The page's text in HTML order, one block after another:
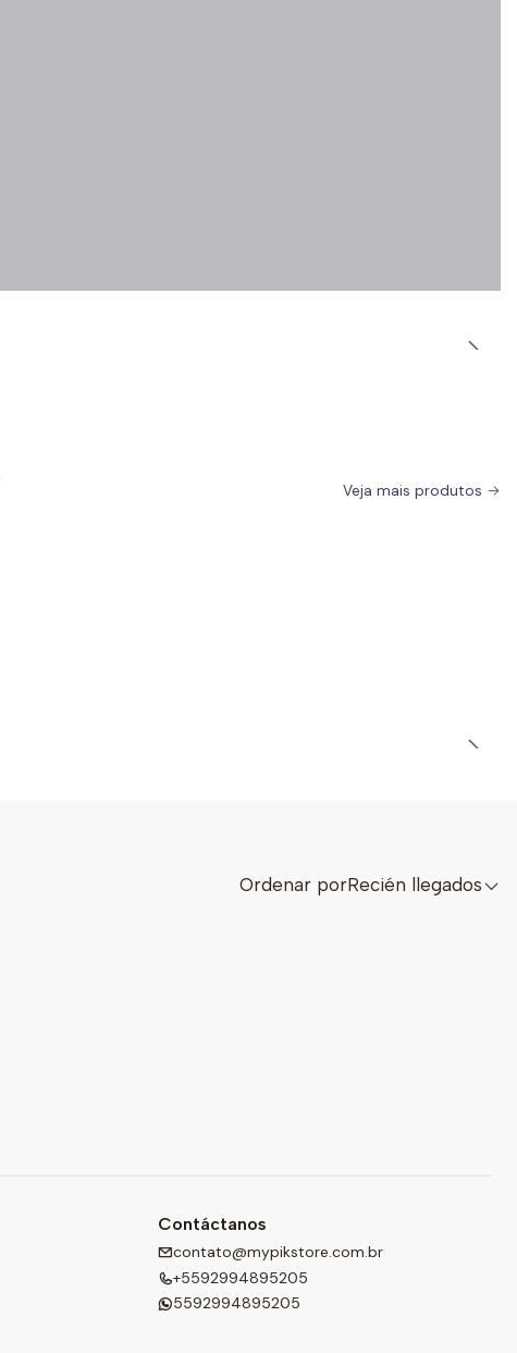
Veja mais produtos
Ordenar porRecién llegados
Contáctanos
contato@mypikstore.com.br
+5592994895205
5592994895205